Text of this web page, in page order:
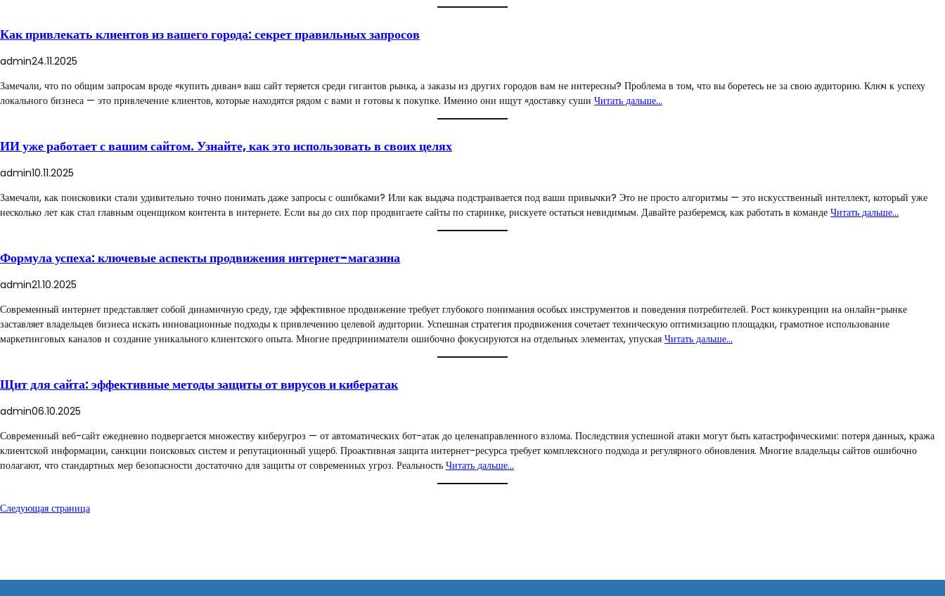
Как привлекать клиентов из вашего города: секрет правильных запросов
admin24.11.2025
Замечали, что по общим запросам вроде «купить диван» ваш сайт теряется среди гигантов рынка, а заказы из других городов вам не интересны? Проблема в том, что вы боретесь не за свою аудиторию. Ключ к успеху
локального бизнеса — это привлечение клиентов, которые находятся рядом с вами и готовы к покупке. Именно они ищут «доставку суши Читать дальше…
ИИ уже работает с вашим сайтом. Узнайте, как это использовать в своих целях
admin10.11.2025
Замечали, как поисковики стали удивительно точно понимать даже запросы с ошибками? Или как выдача подстраивается под ваши привычки? Это не просто алгоритмы — это искусственный интеллект, который уже
несколько лет как стал главным оценщиком контента в интернете. Если вы до сих пор продвигаете сайты по старинке, рискуете остаться невидимым. Давайте разберемся, как работать в команде Читать дальше…
Формула успеха: ключевые аспекты продвижения интернет-магазина
admin21.10.2025
Современный интернет представляет собой динамичную среду, где эффективное продвижение требует глубокого понимания особых инструментов и поведения потребителей. Рост конкуренции на онлайн-рынке
заставляет владельцев бизнеса искать инновационные подходы к привлечению целевой аудитории. Успешная стратегия продвижения сочетает техническую оптимизацию площадки, грамотное использование
маркетинговых каналов и создание уникального клиентского опыта. Многие предприниматели ошибочно фокусируются на отдельных элементах, упуская Читать дальше…
Щит для сайта: эффективные методы защиты от вирусов и кибератак
admin06.10.2025
Современный веб-сайт ежедневно подвергается множеству киберугроз — от автоматических бот-атак до целенаправленного взлома. Последствия успешной атаки могут быть катастрофическими: потеря данных, кража
клиентской информации, санкции поисковых систем и репутационный ущерб. Проактивная защита интернет-ресурса требует комплексного подхода и регулярного обновления. Многие владельцы сайтов ошибочно
полагают, что стандартных мер безопасности достаточно для защиты от современных угроз. Реальность Читать дальше…
Следующая страница